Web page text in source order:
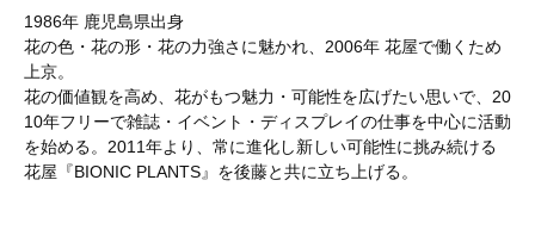
1986年 鹿児島県出身
花の色・花の形・花の力強さに魅かれ、2006年 花屋で働くため
上京。
花の価値観を高め、花がもつ魅力・可能性を広げたい思いで、20
10年フリーで雑誌・イベント・ディスプレイの仕事を中心に活動
を始める。2011年より、常に進化し新しい可能性に挑み続ける
花屋『BIONIC PLANTS』を後藤と共に立ち上げる。